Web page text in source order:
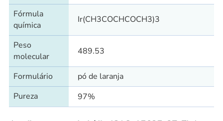
Fórmula
química
Ir(CH3COCHCOCH3)3
Peso
molecular
489.53
Formulário
pó de laranja
Pureza
97%